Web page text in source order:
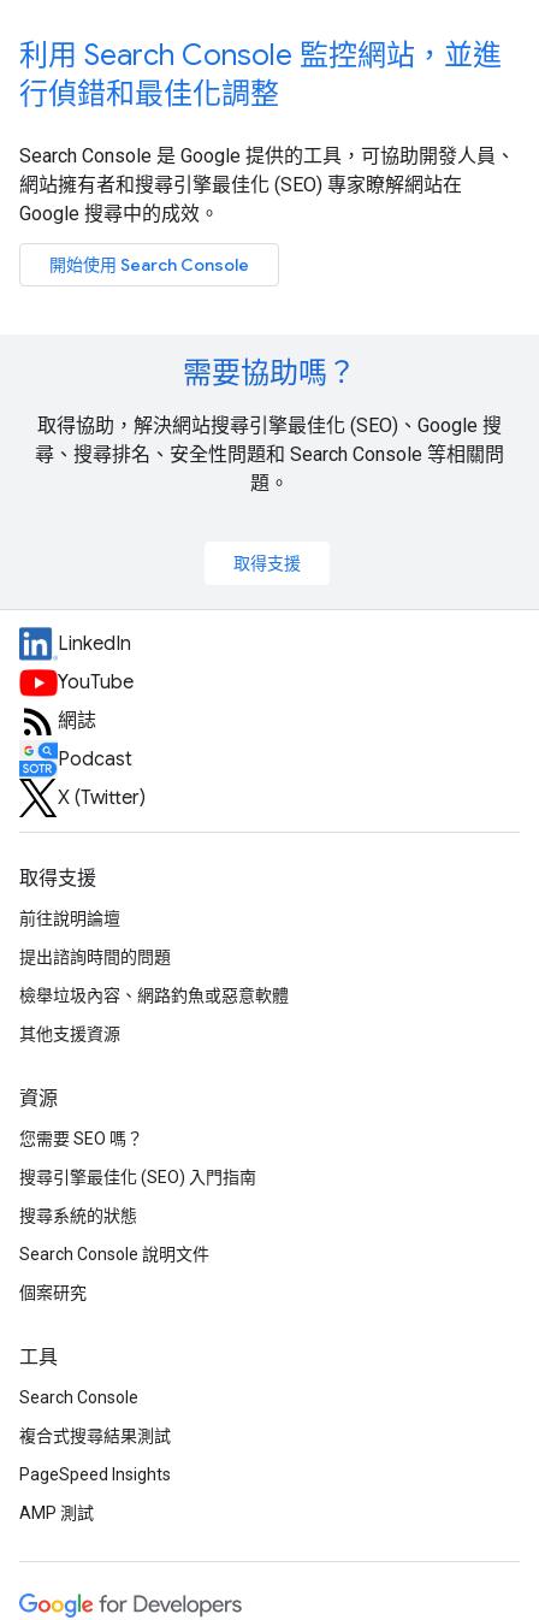
利用 Search Console 監控網站，並進
行偵錯和最佳化調整
Search Console 是 Google 提供的工具，可協助開發人員、
網站擁有者和搜尋引擎最佳化 (SEO) 專家瞭解網站在
Google 搜尋中的成效。
開始使用 Search Console
需要協助嗎？
取得協助，解決網站搜尋引擎最佳化 (SEO)、Google 搜
尋、搜尋排名、安全性問題和 Search Console 等相關問
題。
取得支援
LinkedIn
YouTube
網誌
Podcast
X (Twitter)
取得支援
前往說明論壇
提出諮詢時間的問題
檢舉垃圾內容、網路釣魚或惡意軟體
其他支援資源
資源
您需要 SEO 嗎？
搜尋引擎最佳化 (SEO) 入門指南
搜尋系統的狀態
Search Console 說明文件
個案研究
工具
Search Console
複合式搜尋結果測試
PageSpeed Insights
AMP 測試